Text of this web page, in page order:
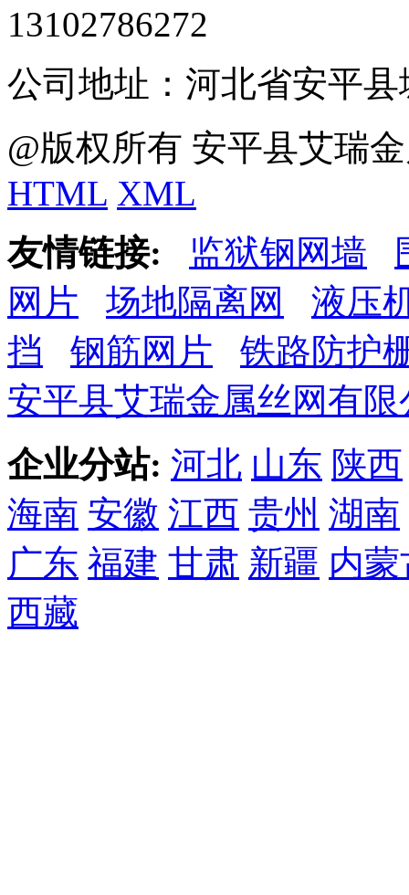
13102786272
公司地址：河北省安平
@版权所有 安平县艾瑞
HTML XML
友情链接:
监狱钢网墙
网片
场地隔离网
液压
挡
钢筋网片
铁路防护
安平县艾瑞金属丝网有限
企业分站: 河北 山东 陕西
海南 安徽 江西 贵州 湖南
广东 福建 甘肃 新疆 内蒙
西藏